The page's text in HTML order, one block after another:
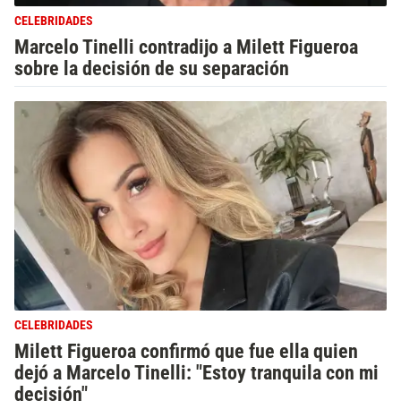
CELEBRIDADES
Marcelo Tinelli contradijo a Milett Figueroa
sobre la decisión de su separación
CELEBRIDADES
Milett Figueroa confirmó que fue ella quien
dejó a Marcelo Tinelli: "Estoy tranquila con mi
decisión"